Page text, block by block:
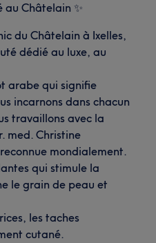
au Châtelain ✨
du Châtelain à Ixelles,
dédié au luxe, au
arabe qui signifie
incarnons dans chacun
travaillons avec la
med. Christine
mondialement.
qui stimule la
le grain de peau et
les taches
cutané.